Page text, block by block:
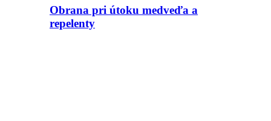
Obrana pri útoku medveďa a
repelenty